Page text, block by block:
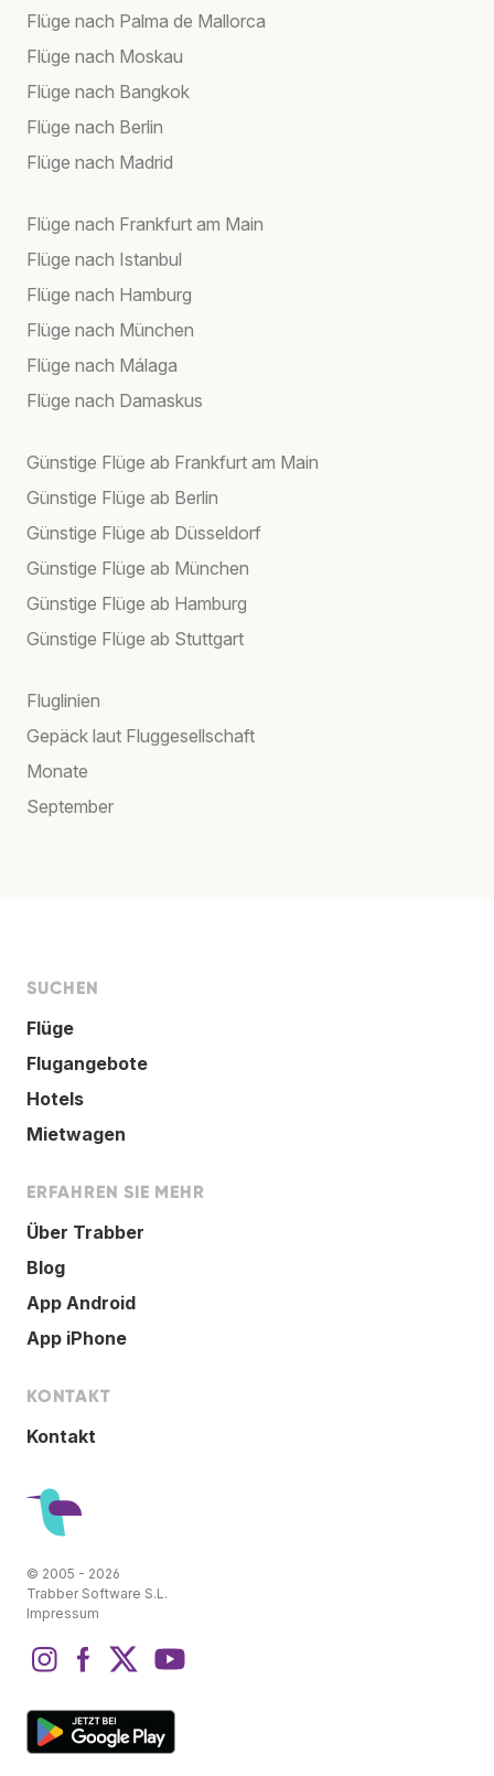
Flüge nach Palma de Mallorca
Flüge nach Moskau
Flüge nach Bangkok
Flüge nach Berlin
Flüge nach Madrid
Flüge nach Frankfurt am Main
Flüge nach Istanbul
Flüge nach Hamburg
Flüge nach München
Flüge nach Málaga
Flüge nach Damaskus
Günstige Flüge ab Frankfurt am Main
Günstige Flüge ab Berlin
Günstige Flüge ab Düsseldorf
Günstige Flüge ab München
Günstige Flüge ab Hamburg
Günstige Flüge ab Stuttgart
Fluglinien
Gepäck laut Fluggesellschaft
Monate
September
SUCHEN
Flüge
Flugangebote
Hotels
Mietwagen
ERFAHREN SIE MEHR
Über Trabber
Blog
App Android
App iPhone
KONTAKT
Kontakt
© 2005 - 2026
Trabber Software S.L.
Impressum